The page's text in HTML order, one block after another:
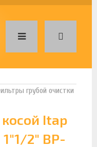
грубой очистки
Itap
2" ВР-